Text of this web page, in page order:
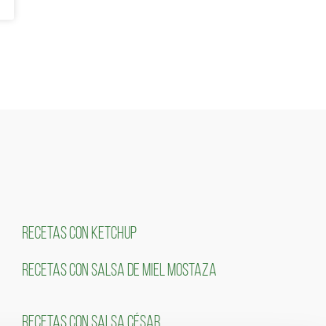
RECETAS CON KETCHUP
RECETAS CON SALSA DE MIEL MOSTAZA